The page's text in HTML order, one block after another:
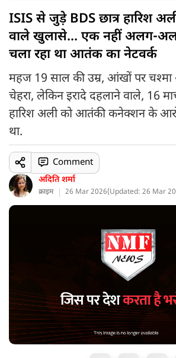
ISIS से जुड़े BDS छात्र हारिश
वाले खुलासे... एक नहीं अलग-
चला रहा था आतंक का नेटवर्क
महज 19 साल की उम्र, आंखों पर
चेहरा, लेकिन इरादे दहलाने वाले, 16
हारिश अली को आतंकी कनेक्शन के
था.
अदिति शर्मा
क्राइम 26 Mar 2026(Updated: 26 Mar
Comment